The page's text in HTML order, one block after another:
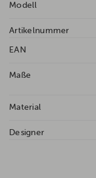
Modell
Artikelnummer
EAN
Maße
Material
Designer